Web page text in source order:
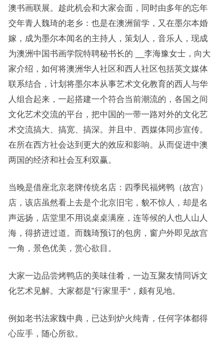
澳书画联展。趁此机会和大家会面，同时由多年的忘年
交年青人魏琦的老乡：也是在澳洲留学，又在墨尔本婚
嫁，成为墨尔本闻名的主持人，策划人，音乐人，现成
为澳洲中国书画学院特聘秘书长的 __李海豫女士，向大
家介绍，如何将澳洲华人社区和西人社区包括英文媒体
联系结合，计划将墨尔本从事艺术文化教育的西人与华
人组合起来，一起搭建一个符合当前潮流的，各国之间
文化艺术交流的平台，把中国的一带一路对外的文化艺
术交流搞大、搞宽、搞深。并且中、西媒体同步宣传。
在所在西方社会达到更大的效应和影响。从而促进中澳
两国的经济和社会互利双赢。
当晚是借座北京老牌传统名店：四季民福烤鸭（故宫）
店，该店虽然看上去是个北京旧宅，貌不惊人，却是名
声远扬，店堂里不用说桌桌满座，连等候的人也人山人
海，得挤进过道。而魏琦预订的包房，窗户外即见故宫
一角，景色优美，赏心欲目。
大家一边品尝烤鸭店的美味佳肴，一边互聚友情同诉文
化艺术见解。大家都是”行家里手“，颇有见地。
例如老书法家魏中典，已达到炉火纯青，任何字体都得
心应手，随心所欲。